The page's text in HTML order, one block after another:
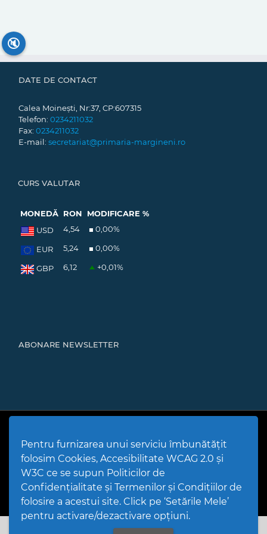
Pentru furnizarea unui serviciu îmbunătățit
folosim Cookies, Accesibilitate WCAG 2.0 și
W3C ce se supun Politicilor de
Confidențialitate și Termenilor și Condițiilor de
folosire a acestui site. Click pe ‘Setările Mele’
pentru activare/dezactivare opțiuni.
DATE DE CONTACT
Calea Moinești, Nr:37, CP:607315
Telefon: 0234211032
Fax: 0234211032
E-mail: secretariat@primaria-margineni.ro
CURS VALUTAR
MONEDĂ RON
MODIFICARE %
USD
4,54 0,00%
EUR 5,24 0,00%
GBP 6,12 +0,01%
ABONARE NEWSLETTER
Mărgineni
Politică de utilizare Cookies|Politică de confidențialitate site
Termeni și condiții de utilizare a site-ului
Hartă Website
🔇